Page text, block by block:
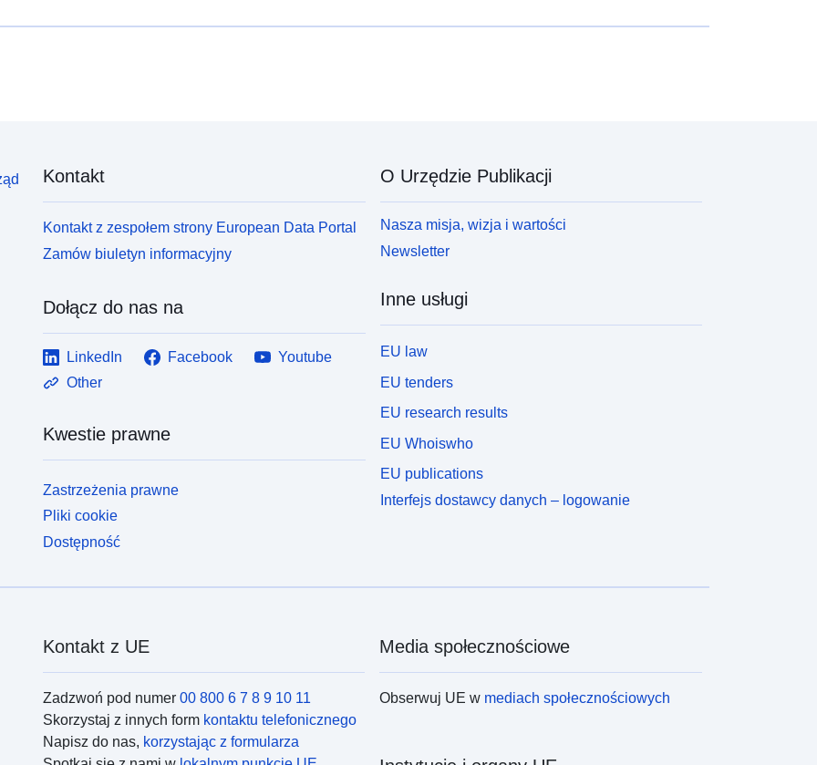
Kontakt
Kontakt z zespołem strony European Data Portal
Zamów biuletyn informacyjny
Dołącz do nas na
LinkedIn Facebook
Youtube
Other
Kwestie prawne
Zastrzeżenia prawne
Pliki cookie
Dostępność
O Urzędzie Publikacji
Nasza misja, wizja i wartości
Newsletter
Inne usługi
EU law
EU tenders
EU research results
EU Whoiswho
EU publications
Interfejs dostawcy danych – logowanie
Kontakt z UE
Zadzwoń pod numer 00 800 6 7 8 9 10 11
Skorzystaj z innych form kontaktu telefonicznego
Napisz do nas, korzystając z formularza
Media społecznościowe
Obserwuj UE w mediach społecznościowych